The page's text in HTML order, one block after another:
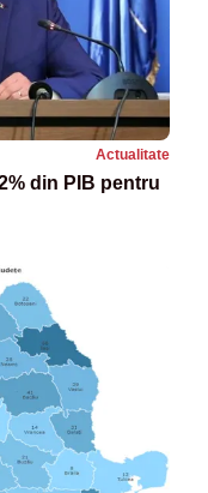
Actualitate
din PIB pentru